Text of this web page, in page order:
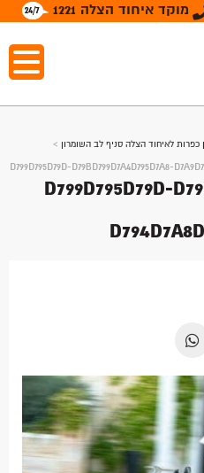
מוקד איחוד הצלה 1221
כפרות לאיחוד הצלה סניף לב השומרון >
D799D795D79D-D79BD799D7A4D795D7A8-
D799D795D79D-
Share
by
Email